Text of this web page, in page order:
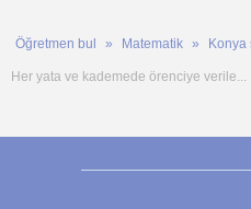
Öğretmen bul Matematik Konya
Her yata ve kademede örenciye verile...